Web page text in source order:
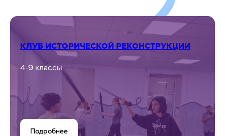
КЛУБ ИСТОРИЧЕСКОЙ РЕКОНСТРУКЦИИ
4-9 классы
Подробнее